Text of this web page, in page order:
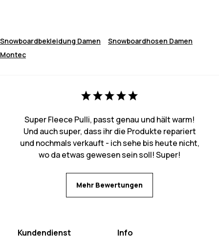
Snowboardbekleidung Damen
Snowboardhosen Damen
Montec
Super Fleece Pulli, passt genau und hält warm!
Und auch super, dass ihr die Produkte repariert
und nochmals verkauft - ich sehe bis heute nicht,
wo da etwas gewesen sein soll! Super!
Mehr Bewertungen
Kundendienst Info